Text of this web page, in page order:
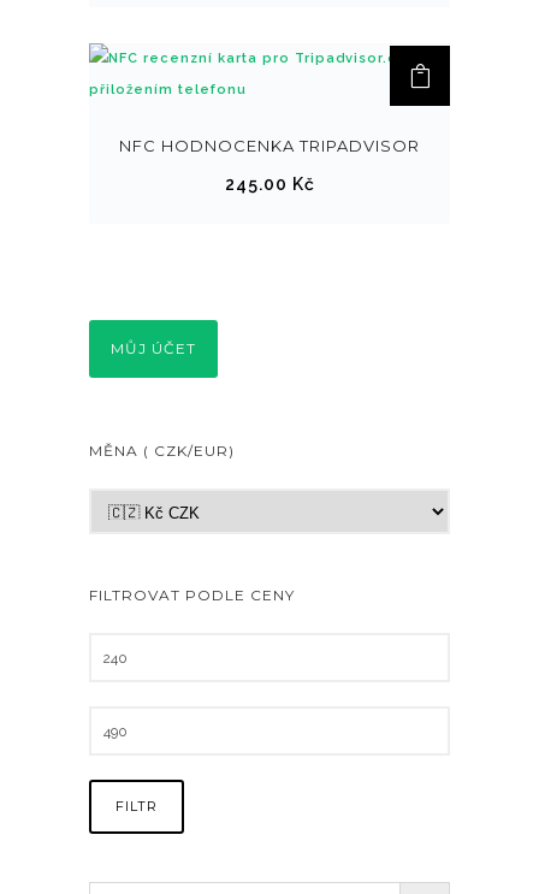
NFC HODNOCENKA TRIPADVISOR
245.00 Kč
MŮJ ÚČET
MĚNA ( CZK/EUR)
FILTROVAT PODLE CENY
FILTR